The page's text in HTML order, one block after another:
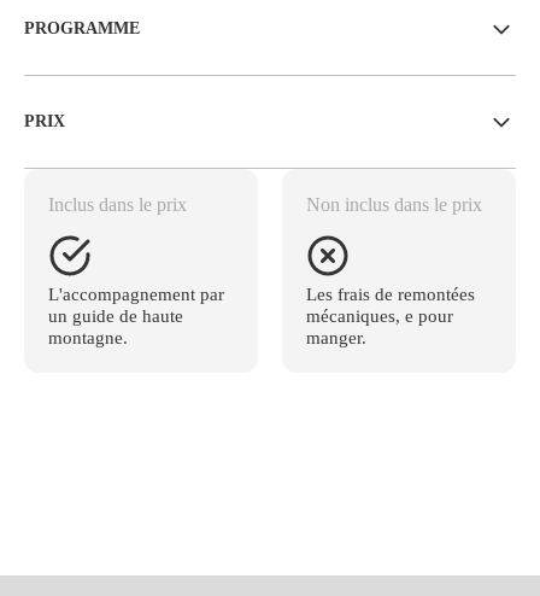
PROGRAMME
PRIX
Inclus dans le prix
L'accompagnement par
un guide de haute
montagne.
Non inclus dans le prix
Les frais de remontées
mécaniques, e pour
manger.